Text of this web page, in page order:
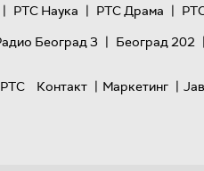
| РТС Наука | РТС Драма |
Београд 3 | Београд 202 |
РТС
Контакт | Маркетинг |